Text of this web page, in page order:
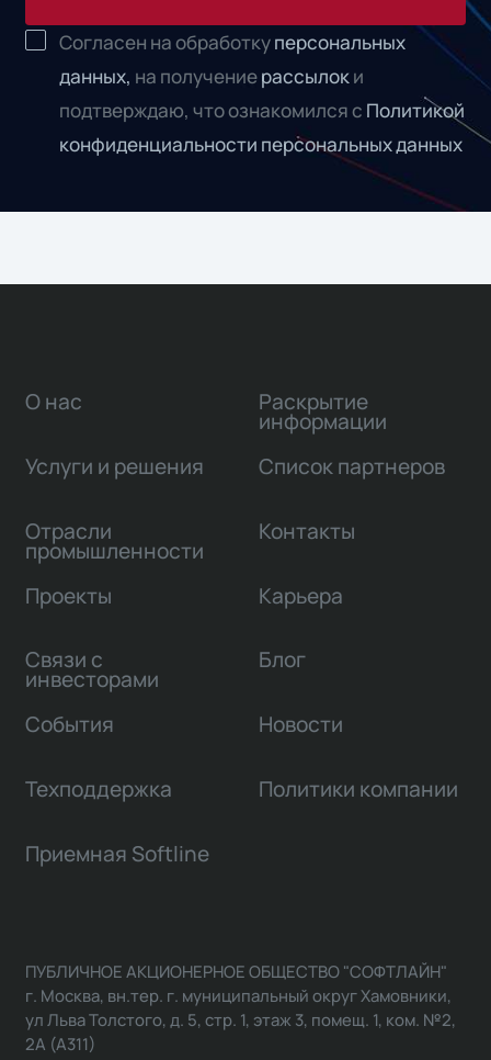
Согласен на обработкуперсональных
данных, на получениерассылоки
подтверждаю, что ознакомился с Политикой
конфиденциальности персональных данных
О нас
Услуги и решения
Отрасли
промышленности
Проекты
Связи с
инвесторами
Раскрытие
информации
Список партнеров
Контакты
Карьера
Блог
События Новости
Техподдержка Политики компании
Приемная Softline
ПУБЛИЧНОЕ АКЦИОНЕРНОЕ ОБЩЕСТВО "СОФТЛАЙН"
г. Москва, вн.тер. г. муниципальный округ Хамовники,
ул Льва Толстого, д. 5, стр. 1, этаж 3, помещ. 1, ком. №2,
2А (А311)